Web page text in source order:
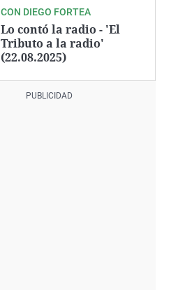
CON DIEGO FORTEA
Lo contó la radio - 'El
Tributo a la radio'
(22.08.2025)